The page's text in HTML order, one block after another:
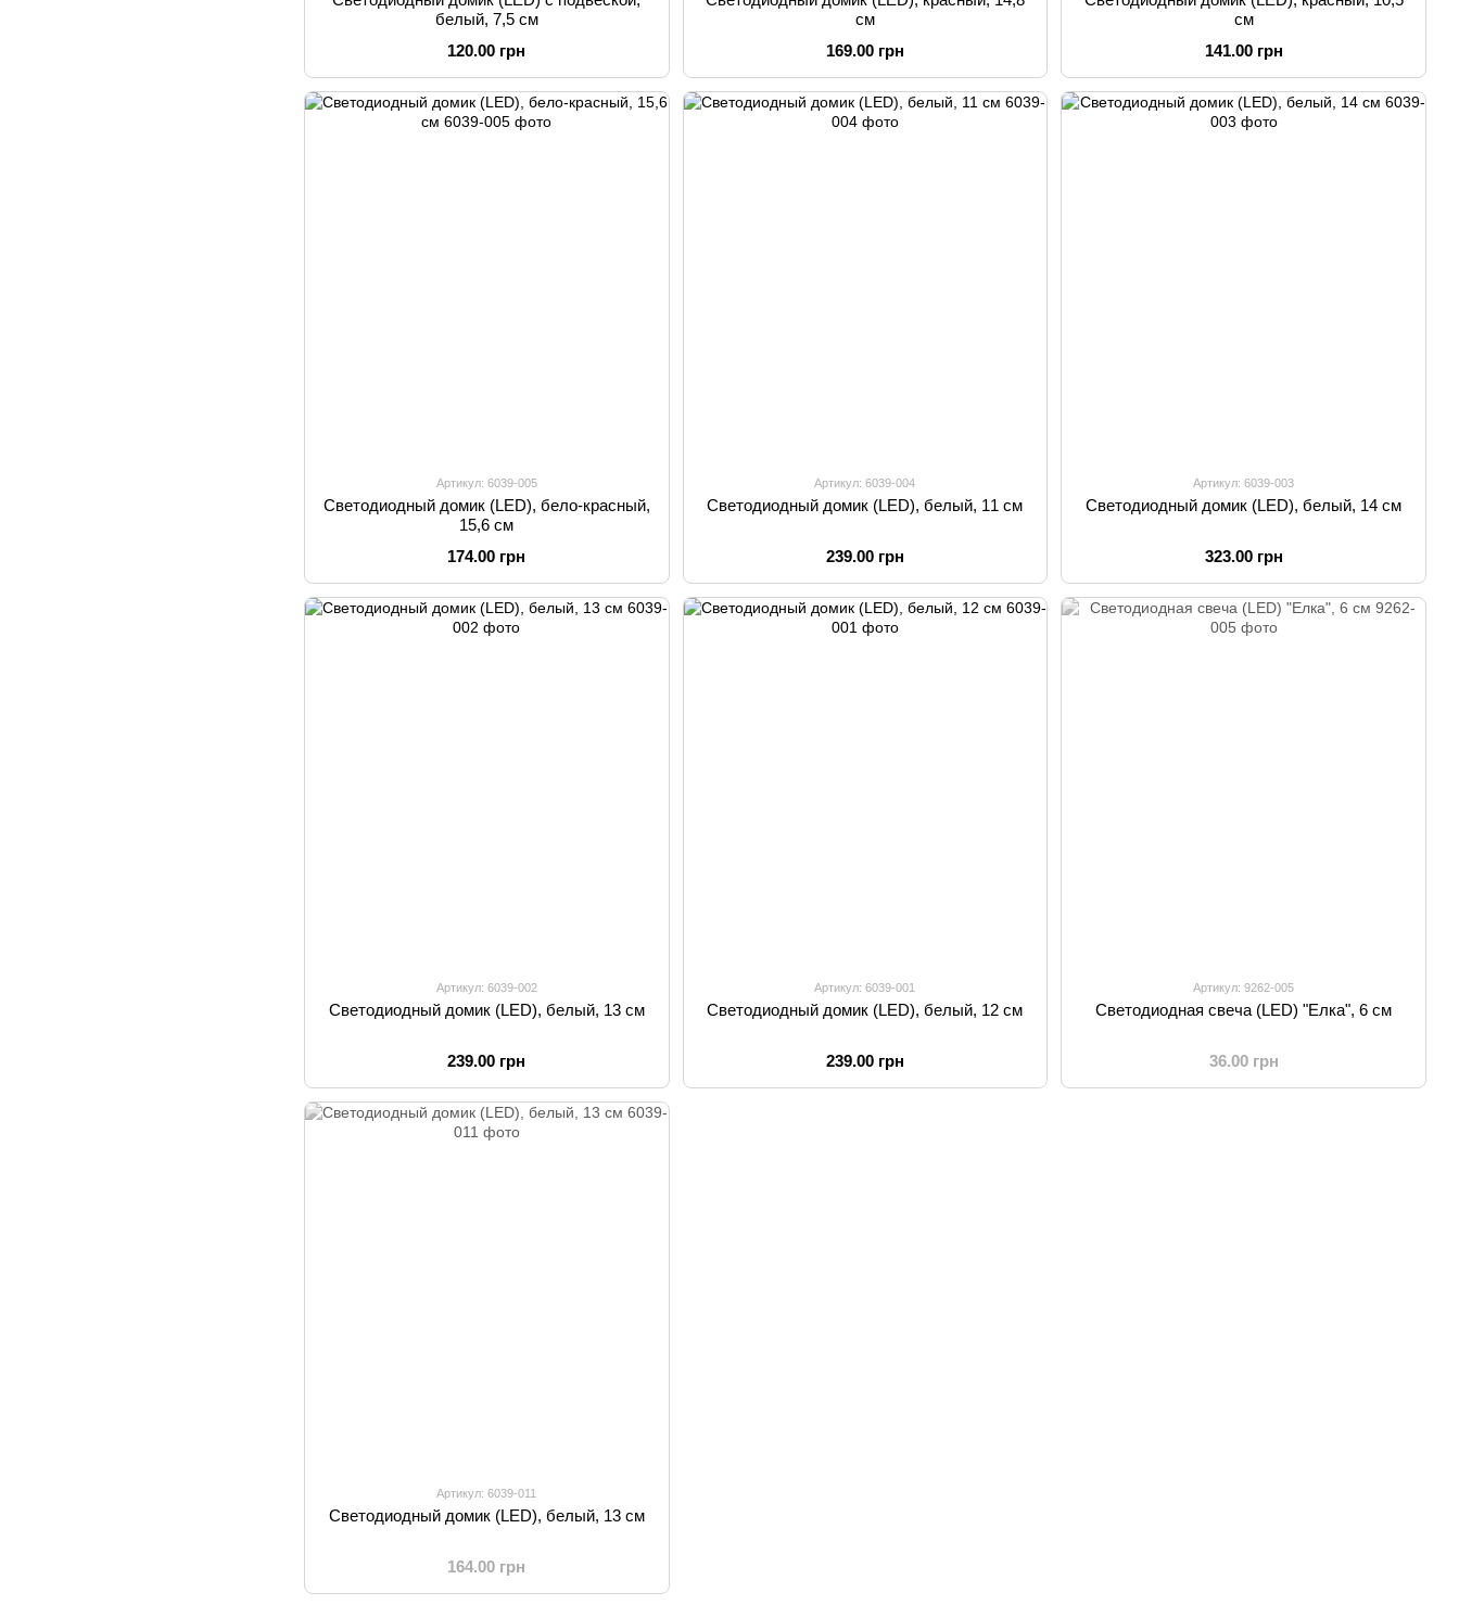
белый, 7,5 см
120.00 грн
см
169.00 грн
см
141.00 грн
Артикул: 6039-005
Светодиодный домик (LED), бело-красный,
15,6 см
174.00 грн
Артикул: 6039-004
Светодиодный домик (LED), белый, 11 см
239.00 грн
Артикул: 6039-003
Светодиодный домик (LED), белый, 14 см
323.00 грн
Артикул: 6039-002
Светодиодный домик (LED), белый, 13 см
239.00 грн
Артикул: 6039-001
Светодиодный домик (LED), белый, 12 см
239.00 грн
Артикул: 9262-005
Светодиодная свеча (LED) "Елка", 6 см
36.00 грн
Артикул: 6039-011
Светодиодный домик (LED), белый, 13 см
164.00 грн